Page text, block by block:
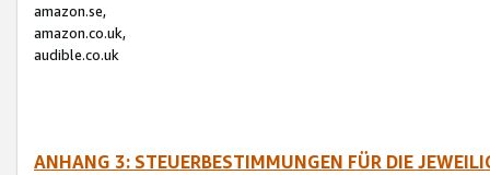
amazon.se,
amazon.co.uk,
audible.co.uk
ANHANG 3: STEUERBESTIMMUNGEN FÜR DIE